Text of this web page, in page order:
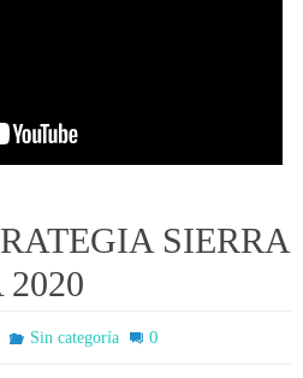
SIERRA
Sin categoría 0